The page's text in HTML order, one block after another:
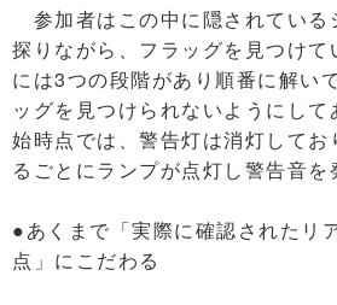
参加者はこの中に隠されている
探りながら、フラッグを見つけて
には3つの段階があり順番に解い
ッグを見つけられないようにし
始時点では、警告灯は消灯してお
るごとにランプが点灯し警告音を
●あくまで「実際に確認されたリ
点」にこだわる